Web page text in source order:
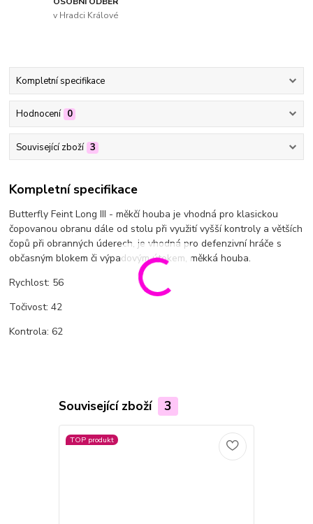
v Hradci Králové
Kompletní specifikace
Hodnocení 0
Související zboží 3
Kompletní specifikace
Butterfly Feint Long III - měkčí houba je vhodná pro klasickou
čopovanou obranu dále od stolu při využití vyšší kontroly a větších
čopů při obranných úderech, je vhodná pro defenzivní hráče s
občasným blokem či výpadovým útokem, měkká houba.
Rychlost: 56
Točivost: 42
Kontrola: 62
Související zboží 3
TOP produkt